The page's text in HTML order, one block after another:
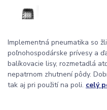
Implementná pneumatika so
poľnohospodárske prívesy a
balíkovacie lisy, rozmetadlá
nepatrnom zhutnení pôdy.
tak aj pri použití na poli. celý